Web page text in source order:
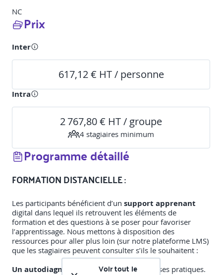
NC
Prix
Inter
617,12 € HT / personne
Intra
2 767,80 € HT / groupe
4 stagiaires minimum
Programme détaillé
FORMATION DISTANCIELLE :
Les participants bénéficient d’un support apprenant
digital dans lequel ils retrouvent les éléments de
formation et des questions à se poser pour favoriser
l’apprentissage. Nous mettons à disposition des
ressources pour aller plus loin (sur notre plateforme LMS)
que les stagiaires peuvent consulter s’ils le souhaitent :
Un autodiagnostic pour faire le point sur ses pratiques.
Voir tout le